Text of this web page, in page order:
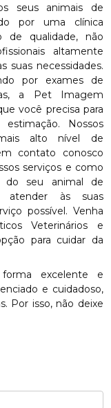
seus animais de
por uma clínica
de qualidade, não
altamente
suas necessidades.
por exames de
a Pet Imagem
você precisa para
Nossos
alto nível de
contato conosco
serviços e como
do seu animal de
atender às suas
possível. Venha
Veterinários e
para cuidar da
excelente e
e cuidadoso,
Por isso, não deixe